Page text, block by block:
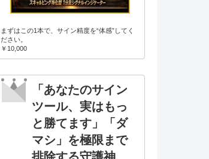
まずはこの1本で、サイン精度を“体感”してく
ださい。
￥10,000
「あなたのサイン
ツール、実はもっ
と勝てます」「ダ
マシ」を極限まで